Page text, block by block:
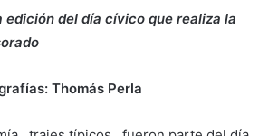
edición del día cívico que realiza la
Thomás Perla